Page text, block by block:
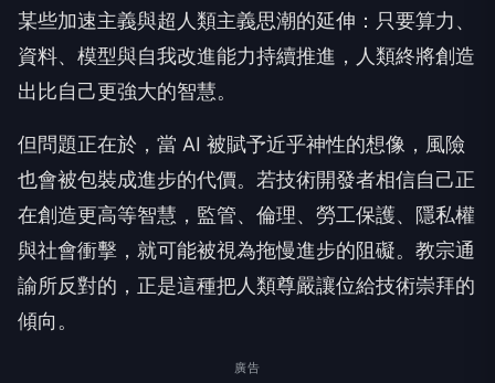
某些加速主義與超人類主義思潮的延伸：只要算力、
資料、模型與自我改進能力持續推進，人類終將創造
出比自己更強大的智慧。
但問題正在於，當 AI 被賦予近乎神性的想像，風險
也會被包裝成進步的代價。若技術開發者相信自己正
在創造更高等智慧，監管、倫理、勞工保護、隱私權
與社會衝擊，就可能被視為拖慢進步的阻礙。教宗通
諭所反對的，正是這種把人類尊嚴讓位給技術崇拜的
傾向。
廣告